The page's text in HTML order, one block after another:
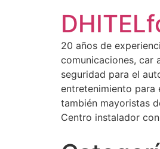
20 años de
comunicaciones, car
seguridad para el
entretenimiento para
también mayoristas
Centro instalador